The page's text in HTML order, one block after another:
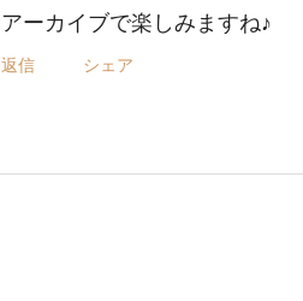
アーカイブで楽しみますね♪
返信 シェア